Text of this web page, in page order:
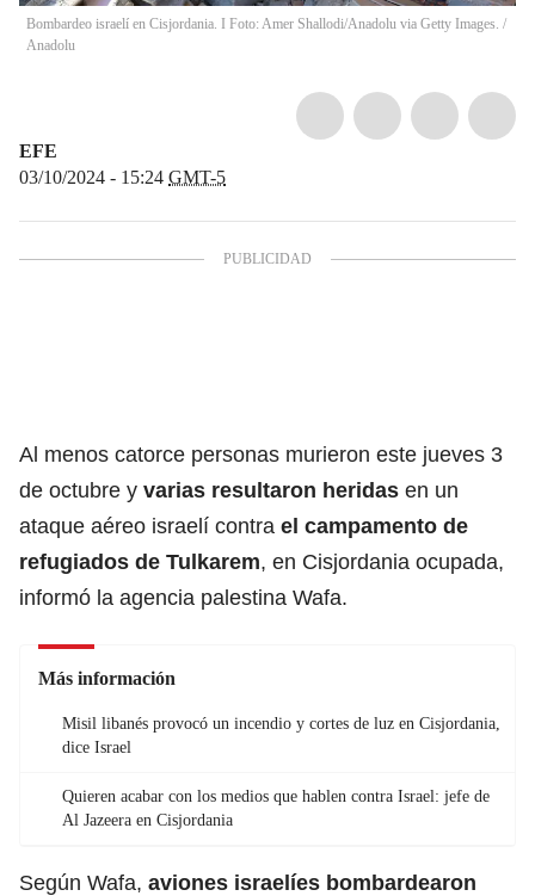
Bombardeo israelí en Cisjordania. I Foto: Amer Shallodi/Anadolu via Getty Images. /
Anadolu
EFE
03/10/2024 - 15:24 GMT-5
Al menos catorce personas murieron este jueves 3
de octubre y varias resultaron heridas en un
ataque aéreo israelí contra el campamento de
refugiados de Tulkarem, en Cisjordania ocupada,
informó la agencia palestina Wafa.
Más información
Misil libanés provocó un incendio y cortes de luz en Cisjordania,
dice Israel
Quieren acabar con los medios que hablen contra Israel: jefe de
Al Jazeera en Cisjordania
Según Wafa, aviones israelíes bombardearon